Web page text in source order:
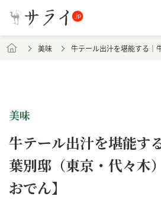
美味 牛テール出汁を堪能する｜
美味
牛テール出汁を堪能す
葉別邸（東京・代々木
おでん】